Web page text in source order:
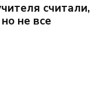
считали,
не все